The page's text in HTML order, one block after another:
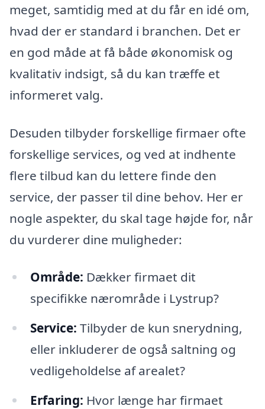
meget, samtidig med at du får en idé om,
hvad der er standard i branchen. Det er
en god måde at få både økonomisk og
kvalitativ indsigt, så du kan træffe et
informeret valg.
Desuden tilbyder forskellige firmaer ofte
forskellige services, og ved at indhente
flere tilbud kan du lettere finde den
service, der passer til dine behov. Her er
nogle aspekter, du skal tage højde for, når
du vurderer dine muligheder:
Område: Dækker firmaet dit
specifikke nærområde i Lystrup?
Service: Tilbyder de kun snerydning,
eller inkluderer de også saltning og
vedligeholdelse af arealet?
Erfaring: Hvor længe har firmaet